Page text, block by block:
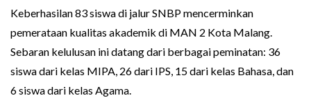
Keberhasilan 83 siswa di jalur SNBP mencerminkan
pemerataan kualitas akademik di MAN 2 Kota Malang.
Sebaran kelulusan ini datang dari berbagai peminatan: 36
siswa dari kelas MIPA, 26 dari IPS, 15 dari kelas Bahasa, dan
6 siswa dari kelas Agama.